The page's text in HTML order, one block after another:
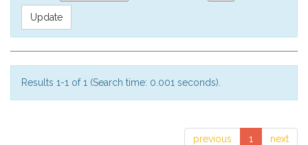
Results 1-1 of 1 (Search time: 0.001 seconds).
previous 1 next